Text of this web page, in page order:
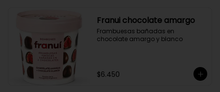
Franui chocolate amargo
Frambuesas bañadas en
chocolate amargo y blanco
$6.450